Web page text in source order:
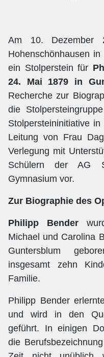
Am 10. Dezember
Hohenschönhausen
ein Stolperstein für
24. Mai 1879 in
Recherche zur
die
Stolpersteininitiative
Leitung von Frau
Verlegung mit
Schülern der AG
Gymnasium vor.
Zur Biographie des
Philipp Bender
Michael und Carolina
Guntersblum
insgesamt zehn
Familie.
Philipp Bender
und wird in den
geführt. In einigen
die